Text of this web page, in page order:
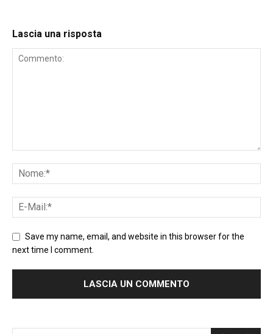
Lascia una risposta
Save my name, email, and website in this browser for the
next time I comment.